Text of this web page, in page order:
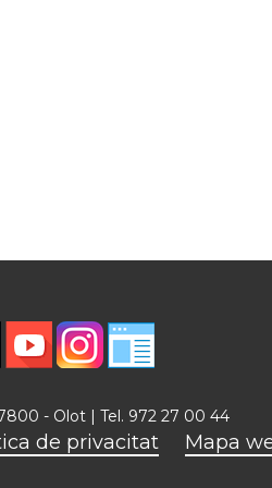
- Olot | Tel. 972 27 00 44
de privacitat Mapa